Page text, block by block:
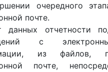
очередного
почте.
данных отчетности
с
из файлов,
почте,